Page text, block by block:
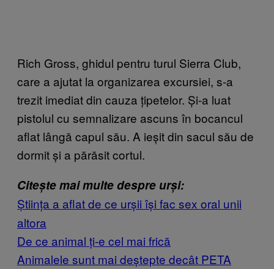
Rich Gross, ghidul pentru turul Sierra Club,
care a ajutat la organizarea excursiei, s-a
trezit imediat din cauza țipetelor. Și-a luat
pistolul cu semnalizare ascuns în bocancul
aflat lângă capul său. A ieșit din sacul său de
dormit și a părăsit cortul.
Citește mai multe despre urși:
Știința a aflat de ce urșii își fac sex oral unii
altora
De ce animal ți-e cel mai frică
Animalele sunt mai deștepte decât PETA